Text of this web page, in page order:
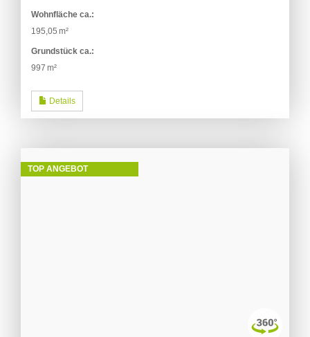
Wohnfläche ca.:
195,05 m²
Grund­stück ca.:
997 m²
Details
TOP ANGEBOT